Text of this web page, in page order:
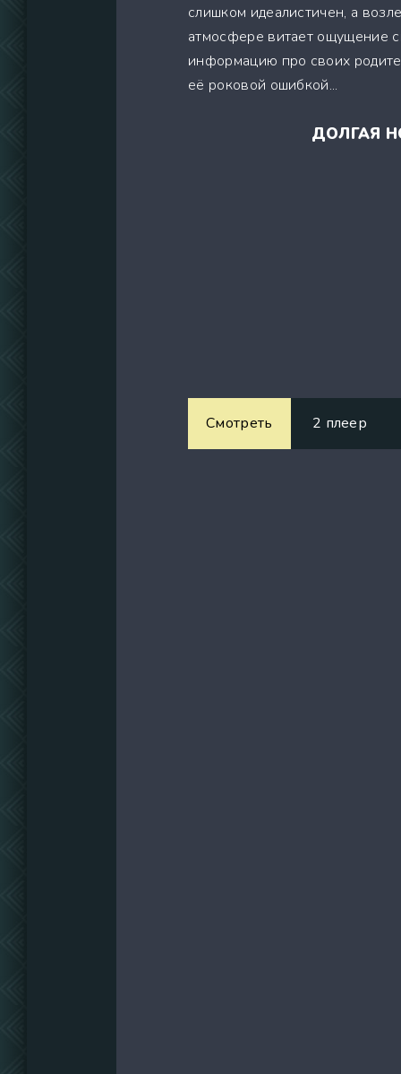
слишком идеалистичен, а
атмосфере витает ощущение
информацию про своих
её роковой ошибкой...
ДОЛГАЯ
Смотреть 2 плеер